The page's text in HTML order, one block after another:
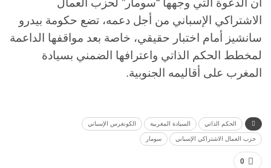
أن الدعوة التي وجهها “سومار” لحزب العمال
الاشتراكي الإسباني من أجل دعمه، تضع حكومة بيدرو
سانشيز أمام اختبار حقيقي، خاصة بعد مواقفها الداعمة
لمخطط الحكم الذاتي واعترافها الضمني بسيادة
المغرب على أقاليمه الجنوبية.
الحكم الذاتي السيادة المغربية الكونغرس الإسباني
حزب العمال الاشتراكي الإسباني سومار
0